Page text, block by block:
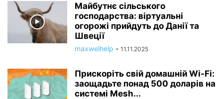
Майбутнє сільського
господарства: віртуальні
огорожі прийдуть до Данії та
Швеції
maxwelhelp - 11.11.2025
Прискоріть свій домашній Wi-Fi:
заощадьте понад 500 доларів на
системі Mesh...